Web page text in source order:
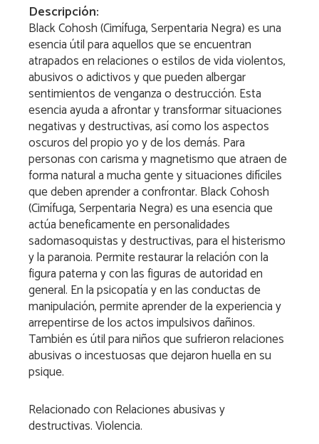
Descripción:
Black Cohosh (Cimífuga, Serpentaria Negra) es una
esencia útil para aquellos que se encuentran
atrapados en relaciones o estilos de vida violentos,
abusivos o adictivos y que pueden albergar
sentimientos de venganza o destrucción. Esta
esencia ayuda a afrontar y transformar situaciones
negativas y destructivas, así como los aspectos
oscuros del propio yo y de los demás. Para
personas con carisma y magnetismo que atraen de
forma natural a mucha gente y situaciones difíciles
que deben aprender a confrontar. Black Cohosh
(Cimífuga, Serpentaria Negra) es una esencia que
actúa beneficamente en personalidades
sadomasoquistas y destructivas, para el histerismo
y la paranoia. Permite restaurar la relación con la
figura paterna y con las figuras de autoridad en
general. En la psicopatía y en las conductas de
manipulación, permite aprender de la experiencia y
arrepentirse de los actos impulsivos dañinos.
También es útil para niños que sufrieron relaciones
abusivas o incestuosas que dejaron huella en su
psique.
Relacionado con Relaciones abusivas y
destructivas. Violencia.